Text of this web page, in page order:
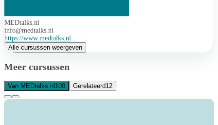
MEDtalks.nl
info@medtalks.nl
https://www.medtalks.nl
Alle cursussen weergeven
Meer cursussen
Van MEDtalks.nl 100 Gerelateerd12